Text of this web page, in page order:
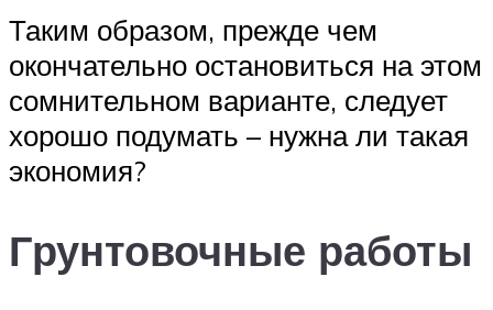
Таким образом, прежде чем
окончательно остановиться на этом
сомнительном варианте, следует
хорошо подумать – нужна ли такая
экономия?
Грунтовочные работы